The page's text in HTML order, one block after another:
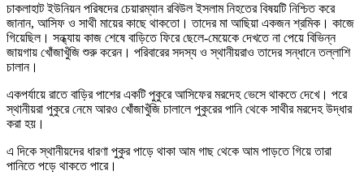
চাকলাহাট ইউনিয়ন পরিষদের চেয়ারম্যান রবিউল ইসলাম নিহতের বিষয়টি নিশ্চিত করে
জানান, আসিফ ও সাথী মায়ের কাছে থাকতো। তাদের মা আছিয়া একজন শ্রমিক। কাজে
গিয়েছিল। সন্ধ্যায় কাজ শেষে বাড়িতে ফিরে ছেলে-মেয়েকে দেখতে না পেয়ে বিভিন্ন
জায়গায় খোঁজাখুঁজি শুরু করেন। পরিবারের সদস্য ও স্থানীয়রাও তাদের সন্ধানে তল্লাশি
চালান।
একপর্যায়ে রাতে বাড়ির পাশের একটি পুকুরে আসিফের মরদেহ ভেসে থাকতে দেখে। পরে
স্থানীয়রা পুকুরে নেমে আরও খোঁজাখুঁজি চালালে পুকুরের পানি থেকে সাথীর মরদেহ উদ্ধার
করা হয়।
এ দিকে স্থানীয়দের ধারণা পুকুর পাড়ে থাকা আম গাছ থেকে আম পাড়তে গিয়ে তারা
পানিতে পড়ে থাকতে পারে।